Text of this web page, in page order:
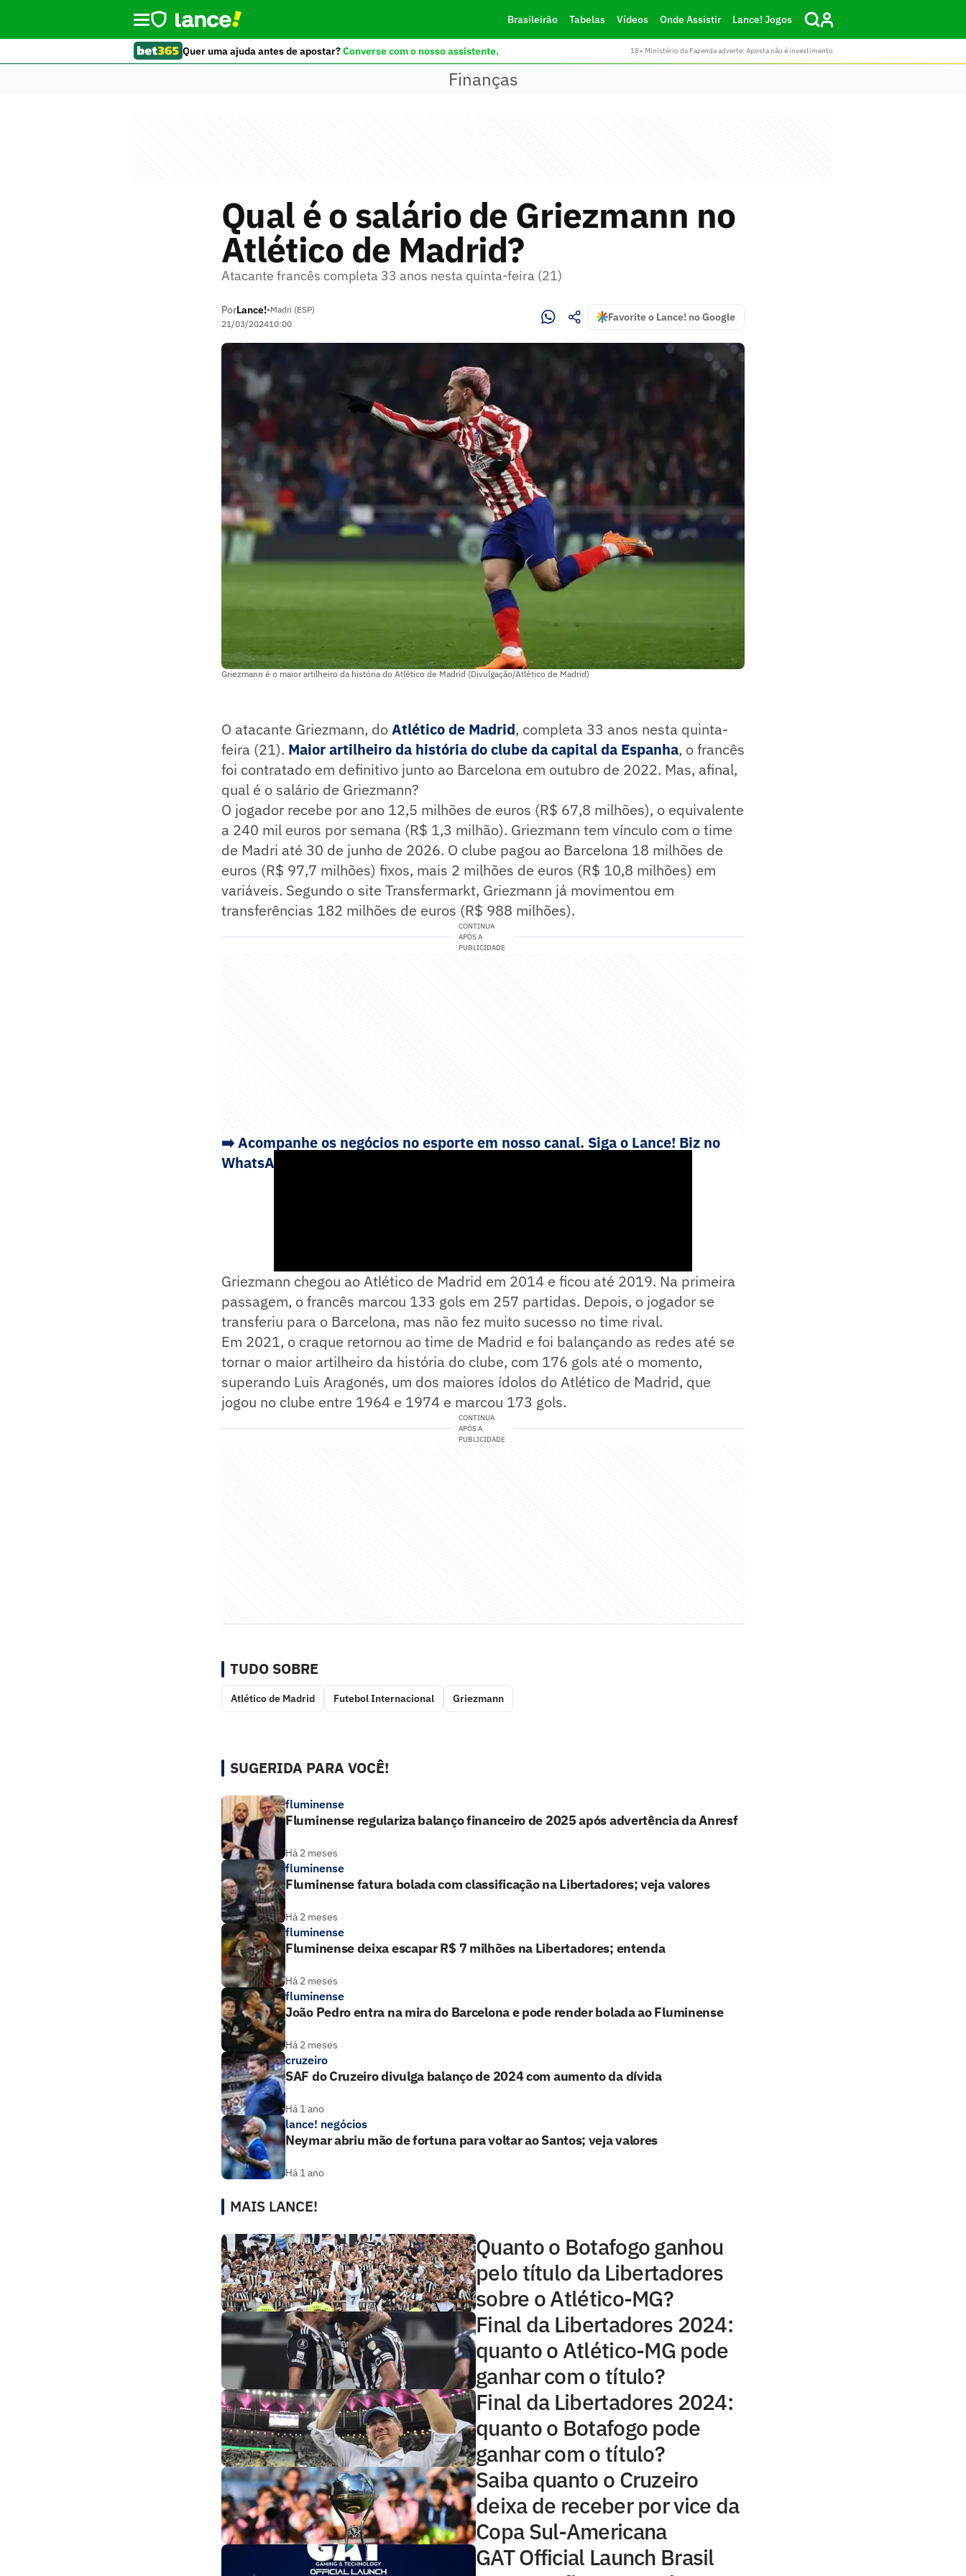
Brasileirão Tabelas Vídeos Onde Assistir Lance! Jogos
Quer uma ajuda antes de apostar?Converse com o nosso assistente. 18+ Ministério da Fazenda adverte: Aposta não é investimento
Finanças
Qual é o salário de Griezmann no
Atlético de Madrid?
Atacante francês completa 33 anos nesta quinta-feira (21)
PorLance!•Madri (ESP)
21/03/202410:00
Favorite o Lance! no Google
Griezmann é o maior artilheiro da história do Atlético de Madrid (Divulgação/Atlético de Madrid)
O atacante Griezmann, doAtlético de Madrid, completa 33 anos nesta quinta-
feira (21). Maior artilheiro da história do clube da capital da Espanha, o francês
foi contratado em definitivo junto ao Barcelona em outubro de 2022. Mas, afinal,
qual é o salário de Griezmann?
O jogador recebe por ano 12,5 milhões de euros (R$ 67,8 milhões), o equivalente
a 240 mil euros por semana (R$ 1,3 milhão). Griezmann tem vínculo com o time
de Madri até 30 de junho de 2026. O clube pagou ao Barcelona 18 milhões de
euros (R$ 97,7 milhões) fixos, mais 2 milhões de euros (R$ 10,8 milhões) em
variáveis. Segundo o site Transfermarkt, Griezmann já movimentou em
transferências 182 milhões de euros (R$ 988 milhões).
CONTINUA
APÓS A
PUBLICIDADE
➡️Acompanhe os negócios no esporte em nosso canal. Siga o Lance! Biz no
WhatsApp
Griezmann chegou ao Atlético de Madrid em 2014 e ficou até 2019. Na primeira
passagem, o francês marcou 133 gols em 257 partidas. Depois, o jogador se
transferiu para o Barcelona, mas não fez muito sucesso no time rival.
Em 2021, o craque retornou ao time de Madrid e foi balançando as redes até se
tornar o maior artilheiro da história do clube, com 176 gols até o momento,
superando Luis Aragonés, um dos maiores ídolos do Atlético de Madrid, que
jogou no clube entre 1964 e 1974 e marcou 173 gols.
CONTINUA
APÓS A
PUBLICIDADE
TUDO SOBRE
Atlético de Madrid Futebol Internacional Griezmann
SUGERIDA PARA VOCÊ!
fluminense
Fluminense regulariza balanço financeiro de 2025 após advertência da Anresf
Há 2 meses
fluminense
Fluminense fatura bolada com classificação na Libertadores; veja valores
Há 2 meses
fluminense
Fluminense deixa escapar R$ 7 milhões na Libertadores; entenda
Há 2 meses
fluminense
João Pedro entra na mira do Barcelona e pode render bolada ao Fluminense
Há 2 meses
cruzeiro
SAF do Cruzeiro divulga balanço de 2024 com aumento da dívida
Há 1 ano
lance! negócios
Neymar abriu mão de fortuna para voltar ao Santos; veja valores
Há 1 ano
MAIS LANCE!
Quanto o Botafogo ganhou
pelo título da Libertadores
sobre o Atlético-MG?
Final da Libertadores 2024:
quanto o Atlético-MG pode
ganhar com o título?
Final da Libertadores 2024:
quanto o Botafogo pode
ganhar com o título?
Saiba quanto o Cruzeiro
deixa de receber por vice da
Copa Sul-Americana
GAT Official Launch Brasil